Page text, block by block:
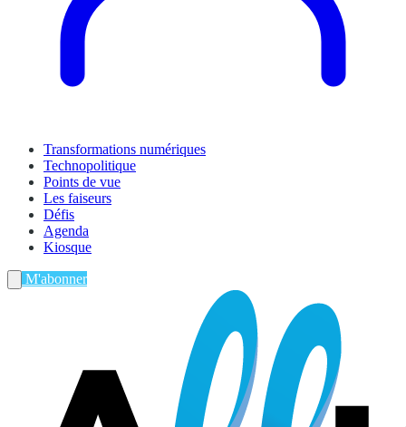
Transformations numériques
Technopolitique
Points de vue
Les faiseurs
Défis
Agenda
Kiosque
M'abonner